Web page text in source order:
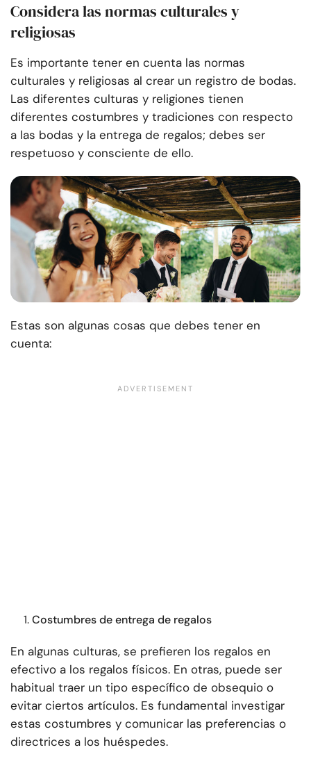
Considera las normas culturales y
religiosas
Es importante tener en cuenta las normas
culturales y religiosas al crear un registro de bodas.
Las diferentes culturas y religiones tienen
diferentes costumbres y tradiciones con respecto
a las bodas y la entrega de regalos; debes ser
respetuoso y consciente de ello.
Estas son algunas cosas que debes tener en
cuenta:
Costumbres de entrega de regalos
En algunas culturas, se prefieren los regalos en
efectivo a los regalos físicos. En otras, puede ser
habitual traer un tipo específico de obsequio o
evitar ciertos artículos. Es fundamental investigar
estas costumbres y comunicar las preferencias o
directrices a los huéspedes.